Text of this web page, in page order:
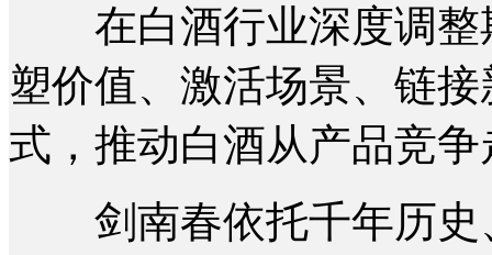
在白酒行业深度调整
塑价值、激活场景、链
式，推动白酒从产品竞
剑南春依托千年历史